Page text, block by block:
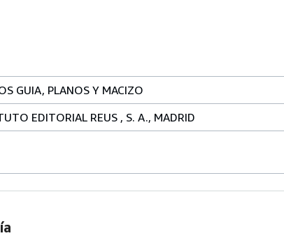
GUIA, PLANOS Y MACIZO
EDITORIAL REUS , S. A., MADRID